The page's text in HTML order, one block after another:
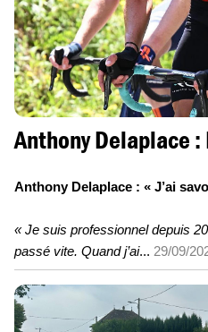
Anthony Delaplace
Anthony Delaplace : « J’ai
« Je suis professionnel depuis
passé vite. Quand j’ai... 29/09/